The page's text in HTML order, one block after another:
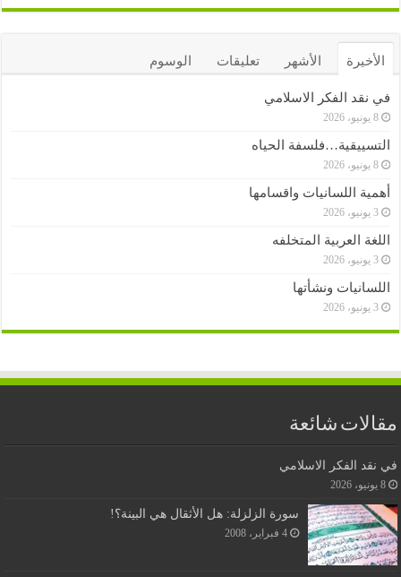
الأخيرة الأشهر تعليقات الوسوم
في نقد الفكر الاسلامي
8 يونيو، 2026
التسييقية…فلسفة الحياه
8 يونيو، 2026
أهمية اللسانيات واقسامها
3 يونيو، 2026
اللغة العربية المتخلفه
3 يونيو، 2026
اللسانيات ونشأتها
3 يونيو، 2026
مقالات شائعة
في نقد الفكر الاسلامي
8 يونيو، 2026
سورة الزلزلة: هل الأثقال هي البينة؟!
4 فبراير، 2008